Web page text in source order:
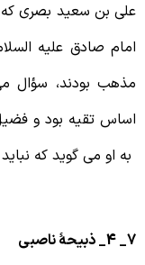
بن سعید بصری که
صادق علیه
بودند، سؤال می
تقیه بود و فضیل
او می گوید که نباید به